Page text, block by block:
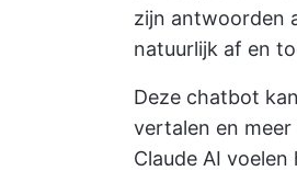
zijn antwoorden
natuurlijk af en
Deze chatbot
vertalen en
Claude AI